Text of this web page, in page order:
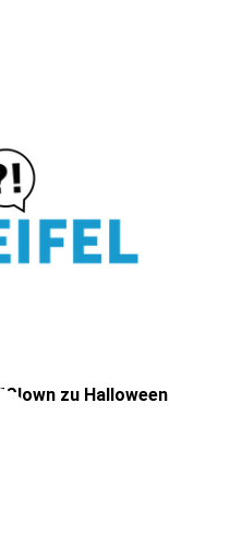
zu Halloween